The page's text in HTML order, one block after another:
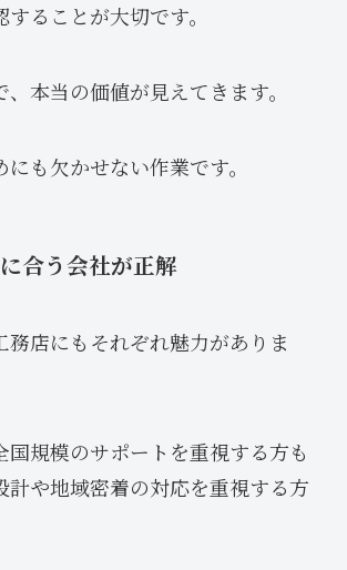
ることが大切です。
本当の価値が見えてきます。
も欠かせない作業です。
合う会社が正解
務店にもそれぞれ魅力がありま
国規模のサポートを重視する方も
計や地域密着の対応を重視する方